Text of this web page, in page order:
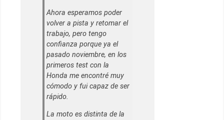
Ahora esperamos poder
volver a pista y retomar el
trabajo, pero tengo
confianza porque ya el
pasado noviembre, en los
primeros test con la
Honda me encontré muy
cómodo y fui capaz de ser
rápido.
La moto es distinta de la